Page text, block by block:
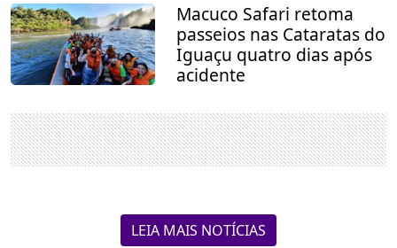
Macuco Safari retoma
passeios nas Cataratas do
Iguaçu quatro dias após
acidente
LEIA MAIS NOTÍCIAS